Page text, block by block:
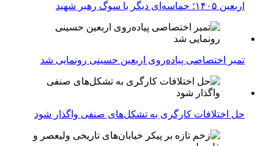
اربعین ۱۴۰۵؛ حماسه‌ای دیگر با سوگ رهبر شهید
تمبر اختصاصی پیاده‌روی اربعین حسینی رونمایی شد
حل اختلافات کارگری به تشکل‌های صنفی واگذار شود